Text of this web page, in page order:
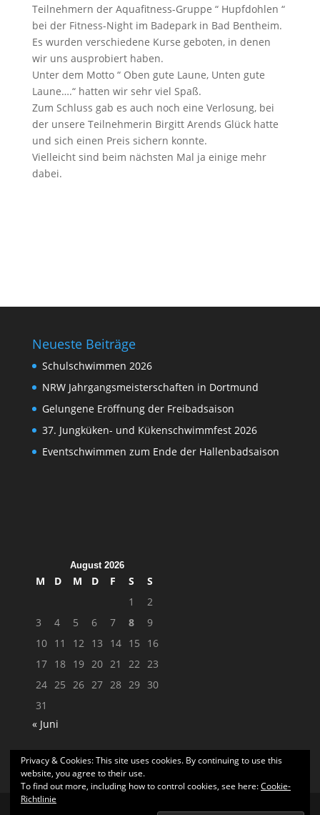
Teilnehmern der Aquafitness-Gruppe “ Hupfdohlen “
bei der Fitness-Night im Badepark in Bad Bentheim.
Es wurden verschiedene Kurse geboten, in denen
wir uns ausprobiert haben.
Unter dem Motto “ Oben gute Laune, Unten gute
Laune….“ hatten wir sehr viel Spaß.
Zum Schluss gab es auch noch eine Verlosung, bei
der unsere Teilnehmerin Birgitt Arends Glück hatte
und sich einen Preis sichern konnte.
Vielleicht sind beim nächsten Mal ja einige mehr
dabei.
Neueste Beiträge
Schulschwimmen 2026
NRW Jahrgangsmeisterschaften in Dortmund
Gelungene Eröffnung der Freibadsaison
37. Jungküken- und Kükenschwimmfest 2026
Eventschwimmen zum Ende der Hallenbadsaison
August 2026
M D M D F S
S
1
2
3
4 5 6 7 8
9
10 11 12 13 14 15
16
17 18 19 20 21 22 23
24 25 26 27 28 29 30
31
« Juni
Privacy & Cookies: This site uses cookies. By continuing to use this
website, you agree to their use.
To find out more, including how to control cookies, see here:Cookie-
Richtlinie